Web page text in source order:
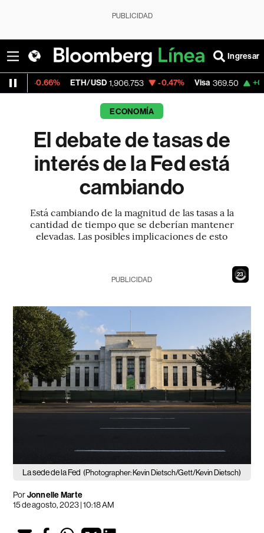
PUBLICIDAD
Ingresar
ETH/USD 1,906.753 -0.47% Visa 369.50 +0.26%
ECONOMÍA
El debate de tasas de
interés de la Fed está
cambiando
Está cambiando de la magnitud de las tasas a la
cantidad de tiempo que se deberían mantener
elevadas. Las posibles implicaciones de esto
21
PUBLICIDAD
La sede de la Fed (Photographer: Kevin Dietsch/Gett/Kevin Dietsch)
PorJonnelle Marte
15 de agosto, 2023 | 10:18 AM